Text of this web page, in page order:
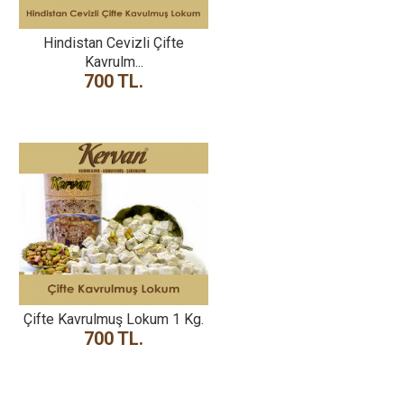
Hindistan Cevizli Çifte
Kavrulm...
700 TL.
Çifte Kavrulmuş Lokum 1 Kg.
700 TL.